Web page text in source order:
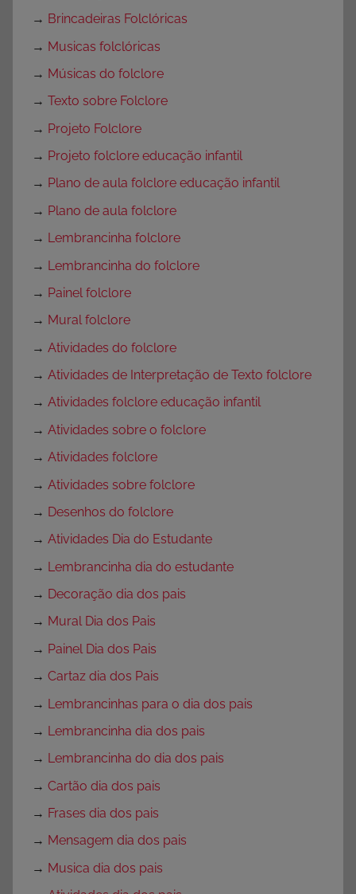
→ Brincadeiras Folclóricas
→ Musicas folclóricas
→ Músicas do folclore
→ Texto sobre Folclore
→ Projeto Folclore
→ Projeto folclore educação infantil
→ Plano de aula folclore educação infantil
→ Plano de aula folclore
→ Lembrancinha folclore
→ Lembrancinha do folclore
→ Painel folclore
→ Mural folclore
→ Atividades do folclore
→ Atividades de Interpretação de Texto folclore
→ Atividades folclore educação infantil
→ Atividades sobre o folclore
→ Atividades folclore
→ Atividades sobre folclore
→ Desenhos do folclore
→ Atividades Dia do Estudante
→ Lembrancinha dia do estudante
→ Decoração dia dos pais
→ Mural Dia dos Pais
→ Painel Dia dos Pais
→ Cartaz dia dos Pais
→ Lembrancinhas para o dia dos pais
→ Lembrancinha dia dos pais
→ Lembrancinha do dia dos pais
→ Cartão dia dos pais
→ Frases dia dos pais
→ Mensagem dia dos pais
→ Musica dia dos pais